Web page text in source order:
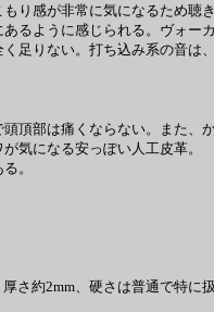
り感が非常に気になるため聴き
ように感じられる。ヴォー
りない。打ち込み系の音は
頂部は痛くならない。また、か
気になる安っぽい人工皮革。
。
約2mm、硬さは普通で特に